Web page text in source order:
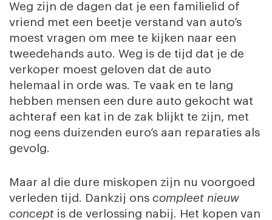
Weg zijn de dagen dat je een familielid of
vriend met een beetje verstand van auto’s
moest vragen om mee te kijken naar een
tweedehands auto. Weg is de tijd dat je de
verkoper moest geloven dat de auto
helemaal in orde was. Te vaak en te lang
hebben mensen een dure auto gekocht wat
achteraf een kat in de zak blijkt te zijn, met
nog eens duizenden euro’s aan reparaties als
gevolg.
Maar al die dure miskopen zijn nu voorgoed
verleden tijd. Dankzij ons compleet nieuw
concept is de verlossing nabij. Het kopen van